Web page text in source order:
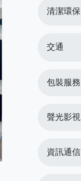
清潔環保
交通
包裝服務
聲光影視
資訊通信